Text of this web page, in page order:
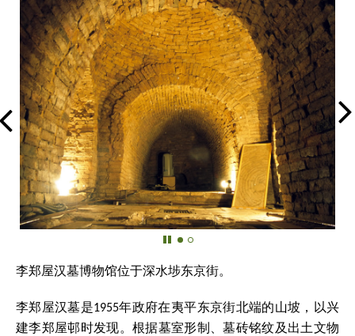
李郑屋汉墓博物馆位于深水埗东京街。
李郑屋汉墓是1955年政府在夷平东京街北端的山坡，以兴
建李郑屋邨时发现。根据墓室形制、墓砖铭纹及出土文物